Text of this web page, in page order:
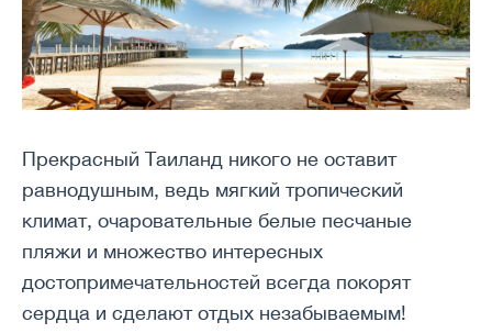
Прекрасный Таиланд никого не оставит
равнодушным, ведь мягкий тропический
климат, очаровательные белые песчаные
пляжи и множество интересных
достопримечательностей всегда покорят
сердца и сделают отдых незабываемым!